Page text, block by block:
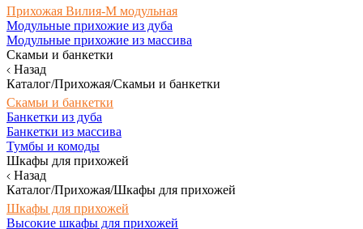
Прихожая Вилия-М модульная
Модульные прихожие из дуба
Модульные прихожие из массива
Скамьи и банкетки
Назад
Каталог/Прихожая/Скамьи и банкетки
Скамьи и банкетки
Банкетки из дуба
Банкетки из массива
Тумбы и комоды
Шкафы для прихожей
Назад
Каталог/Прихожая/Шкафы для прихожей
Шкафы для прихожей
Высокие шкафы для прихожей